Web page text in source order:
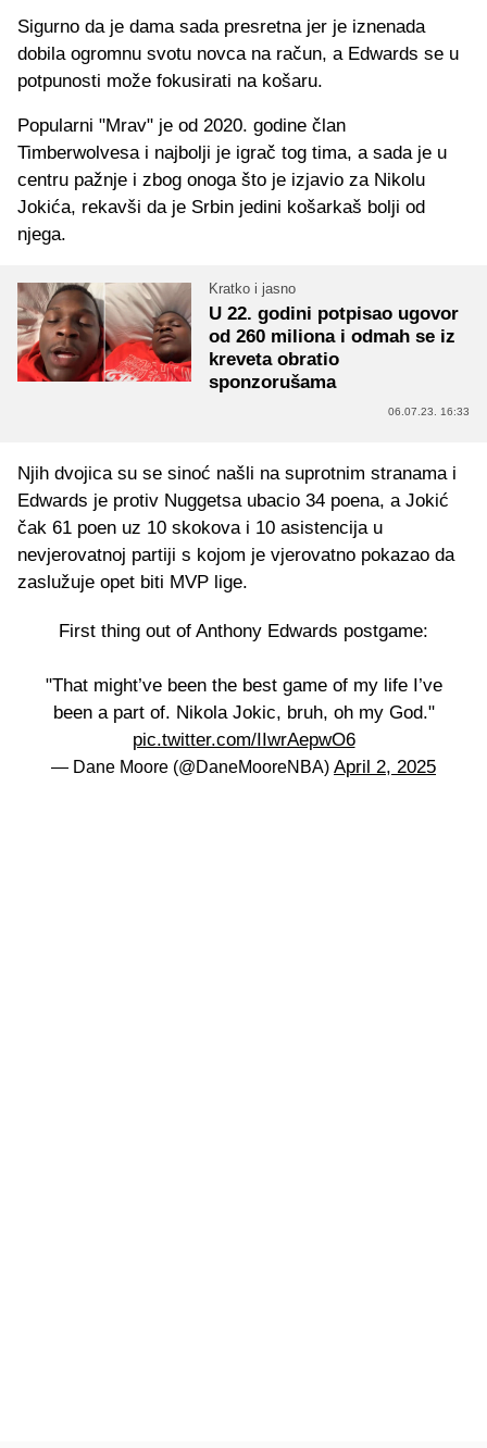
Sigurno da je dama sada presretna jer je iznenada
dobila ogromnu svotu novca na račun, a Edwards se u
potpunosti može fokusirati na košaru.
Popularni "Mrav" je od 2020. godine član
Timberwolvesa i najbolji je igrač tog tima, a sada je u
centru pažnje i zbog onoga što je izjavio za Nikolu
Jokića, rekavši da je Srbin jedini košarkaš bolji od
njega.
Kratko i jasno
U 22. godini potpisao ugovor
od 260 miliona i odmah se iz
kreveta obratio
sponzorušama
06.07.23. 16:33
Njih dvojica su se sinoć našli na suprotnim stranama i
Edwards je protiv Nuggetsa ubacio 34 poena, a Jokić
čak 61 poen uz 10 skokova i 10 asistencija u
nevjerovatnoj partiji s kojom je vjerovatno pokazao da
zaslužuje opet biti MVP lige.
First thing out of Anthony Edwards postgame:
"That might’ve been the best game of my life I’ve
been a part of. Nikola Jokic, bruh, oh my God."
pic.twitter.com/IIwrAepwO6
— Dane Moore (@DaneMooreNBA) April 2, 2025